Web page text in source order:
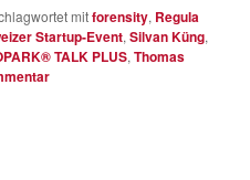
mitforensity, Regula
Startup-Event,Silvan Küng,
TALK PLUS,Thomas